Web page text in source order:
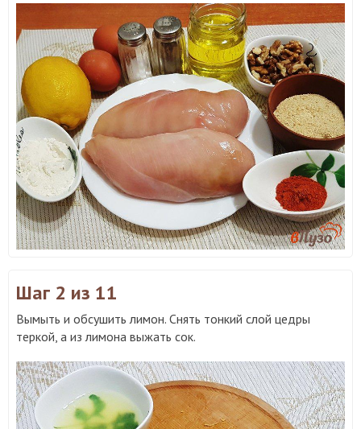
Шаг 2 из 11
Вымыть и обсушить лимон. Снять тонкий слой цедры
теркой, а из лимона выжать сок.